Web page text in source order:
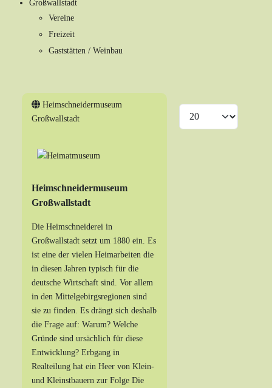
Großwallstadt
Vereine
Freizeit
Gaststätten / Weinbau
Heimschneidermuseum
Großwallstadt
Heimschneidermuseum
Großwallstadt
Die Heimschneiderei in
Großwallstadt setzt um 1880 ein. Es
ist eine der vielen Heimarbeiten die
in diesen Jahren typisch für die
deutsche Wirtschaft sind. Vor allem
in den Mittelgebirgsregionen sind
sie zu finden. Es drängt sich deshalb
die Frage auf: Warum? Welche
Gründe sind ursächlich für diese
Entwicklung? Erbgang in
Realteilung hat ein Heer von Klein-
und Kleinstbauern zur Folge Die